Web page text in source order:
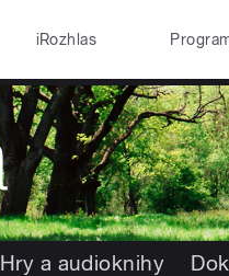
iRozhlas
Hry a audioknihy